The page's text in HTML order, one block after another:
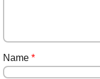
Name *